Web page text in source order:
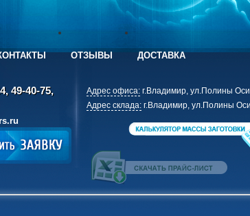
ОТЗЫВЫ ДОСТАВКА
49-40-75,
Адрес офиса: г.Владимир, ул.Полины
Адрес склада: г.Владимир, ул.Полины